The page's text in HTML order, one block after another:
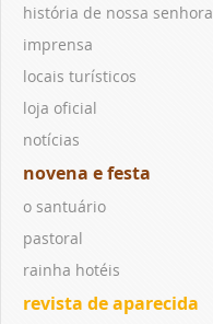
história de nossa senhora
imprensa
locais turísticos
loja oficial
notícias
novena e festa
o santuário
pastoral
rainha hotéis
revista de aparecida